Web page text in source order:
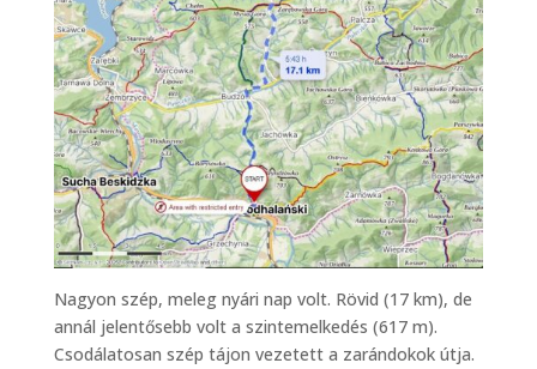
Nagyon szép, meleg nyári nap volt. Rövid (17 km), de
annál jelentősebb volt a szintemelkedés (617 m).
Csodálatosan szép tájon vezetett a zarándokok útja.